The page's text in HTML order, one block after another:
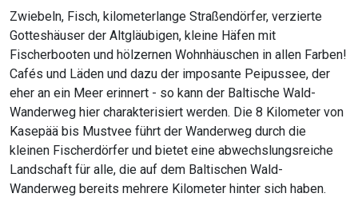
Zwiebeln, Fisch, kilometerlange Straßendörfer, verzierte
Gotteshäuser der Altgläubigen, kleine Häfen mit
Fischerbooten und hölzernen Wohnhäuschen in allen Farben!
Cafés und Läden und dazu der imposante Peipussee, der
eher an ein Meer erinnert - so kann der Baltische Wald-
Wanderweg hier charakterisiert werden. Die 8 Kilometer von
Kasepää bis Mustvee führt der Wanderweg durch die
kleinen Fischerdörfer und bietet eine abwechslungsreiche
Landschaft für alle, die auf dem Baltischen Wald-
Wanderweg bereits mehrere Kilometer hinter sich haben.